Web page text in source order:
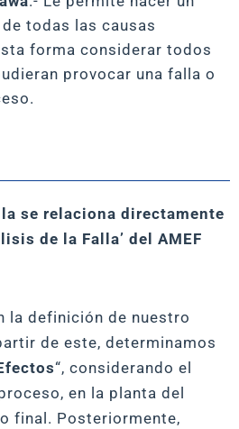
todas las causas
forma considerar todos
provocar una falla o
se relaciona directamente
de la Falla’ del AMEF
la definición de nuestro
de este, determinamos
“, considerando el
en la planta del
final. Posteriormente,